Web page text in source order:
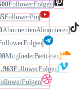
FollowerFolgen
FollowerPin
AbonnentenAbonnieren
Folgen
MitgliederBeitreten
FollowerFolgen
Folgen